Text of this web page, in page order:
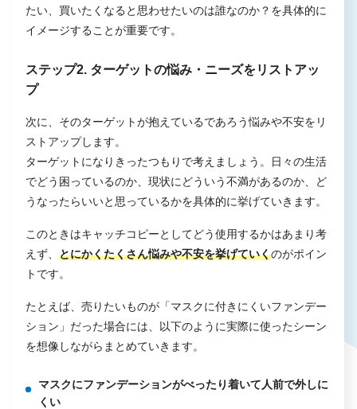
たい、買いたくなると思わせたいのは誰なのか？を具体的に
イメージすることが重要です。
ステップ2. ターゲットの悩み・ニーズをリストアッ
プ
次に、そのターゲットが抱えているであろう悩みや不安をリ
ストアップします。
ターゲットになりきったつもりで考えましょう。日々の生活
でどう困っているのか、現状にどういう不満があるのか、ど
うなったらいいと思っているかを具体的に挙げていきます。
このときはキャッチコピーとしてどう使用するかはあまり考
えず、 とにかくたくさん悩みや不安を挙げていくのがポイン
トです。
たとえば、売りたいものが「マスクに付きにくいファンデー
ション」だった場合には、以下のように実際に使ったシーン
を想像しながらまとめていきます。
マスクにファンデーションがべったり着いて人前で外しに
くい